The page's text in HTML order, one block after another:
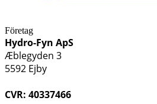
Företag
Hydro-Fyn ApS
Æblegyden 3
5592 Ejby
CVR: 40337466